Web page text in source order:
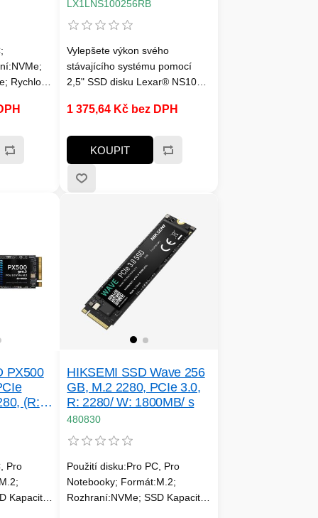
Rychlost
Životnost
100 TBW
LX1LNS100256RB
Vylepšete výkon svého
stávajícího systému pomocí
2,5" SSD disku Lexar® NS100
1 375,64 Kč bez DPH
KOUPIT
PX500
(R:
s)
Pro
Kapacita
HIKSEMI SSD Wave 256
GB, M.2 2280, PCIe 3.0,
R: 2280/ W: 1800MB/ s
480830
Použití disku:Pro PC, Pro
Notebooky; Formát:M.2;
Rozhraní:NVMe; SSD Kapacita